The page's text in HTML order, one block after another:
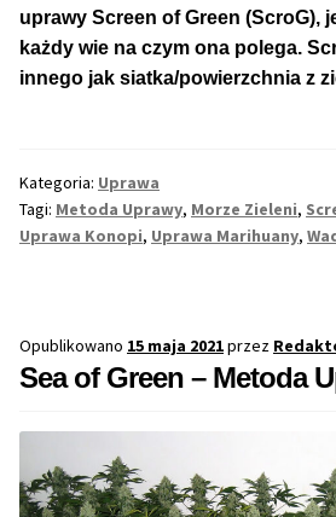
Pełnosezonowe XXL
Szybkie Automaty
Odporne Odmiany
Regularne
Przewaga Sativa
uprawy Screen of Green (ScroG),
każdy wie na czym ona polega.
innego jak siatka/powierzchnia z
Kategoria: Uprawa
Tagi: Metoda Uprawy, Morze Zieleni,
Uprawa Konopi, Uprawa Marihuany,
Opublikowano 15 maja 2021przez
Sea of Green – Metoda